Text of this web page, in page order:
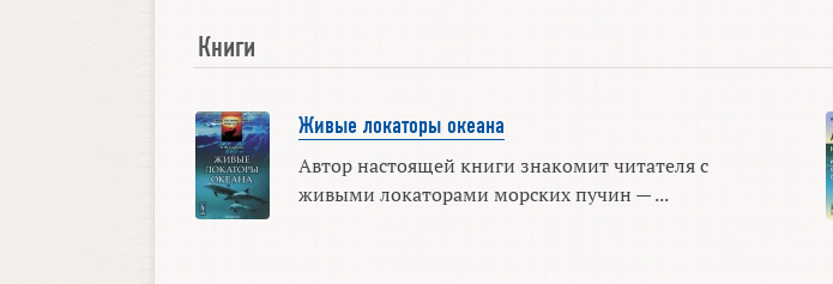
Книги
Живые локаторы океана
Автор настоящей книги знакомит читателя с
живыми локаторами морских пучин — ...